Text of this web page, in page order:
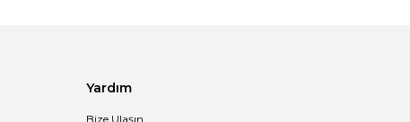
Yardım
Bize Ulaşın